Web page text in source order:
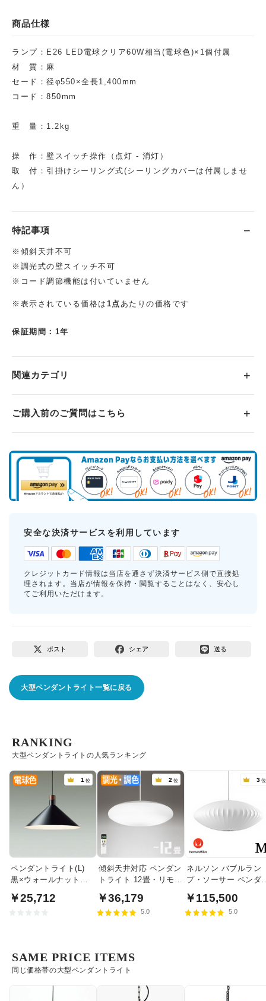
商品仕様
ランプ：E26 LED電球クリア60W相当(電球色)×1個付属
材 質：麻
セード：径φ550×全長1,400mm
コード：850mm
重 量：1.2kg
操 作：壁スイッチ操作（点灯 - 消灯）
取 付：引掛けシーリング式(シーリングカバーは付属しませ
ん）
特記事項
※傾斜天井不可
※調光式の壁スイッチ不可
※コード調節機能は付いていません
※表示されている価格は 1点あたりの価格です
保証期間：1年
関連カテゴリ
ご購入前のご質問はこちら
安全な決済サービスを利用しています
クレジットカード情報は当店を通さず決済サービス側で直接処
理されます。当店が情報を保持・閲覧することはなく、安心し
てご利用いただけます。
ポスト シェア 送る
大型ペンダントライト一覧に戻る
大型ペンダントライトの人気ランキング
RANKING
1 位
ペンダントライト(L)
黒×ウォールナット色
￥25,712
2 位
傾斜天井対応 ペンダン
トライト 12畳・リモコ
￥36,179
5.0
3 位
ネルソン バブルラン
プ・ソーサー ペンダ
｜ハーマンミラー
￥115,500
5.0
同じ価格帯の大型ペンダントライト
SAME PRICE ITEMS